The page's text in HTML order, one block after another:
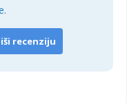
recenziju